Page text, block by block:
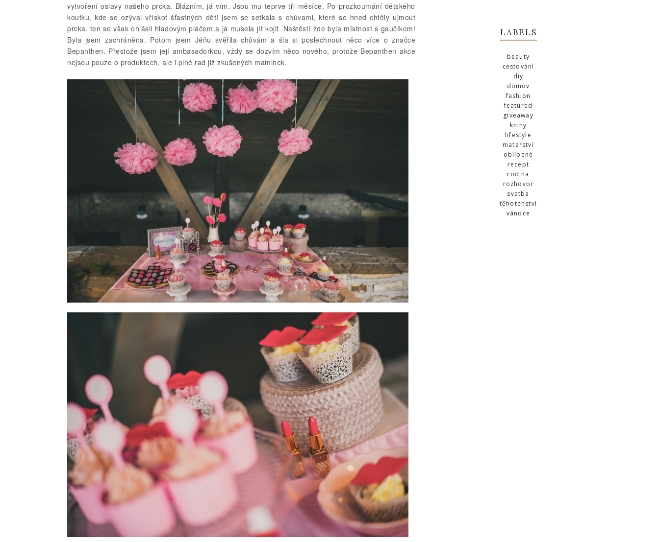
vytvoření oslavy našeho prcka. Blázním, já vím. Jsou mu teprve tři měsíce. Po prozkoumání dětského
koutku, kde se ozýval vřískot šťastných dětí jsem se setkala s chůvami, které se hned chtěly ujmout
prcka, ten se však ohlásil hladovým pláčem a já musela jít kojit. Naštěstí zde byla místnost s gaučíkem!
Byla jsem zachráněna. Potom jsem Jéňu svěřila chůvám a šla si poslechnout něco více o značce
Bepanthen. Přestože jsem její ambasadorkou, vždy se dozvím něco nového, protože Bepanthen akce
nejsou pouze o produktech, ale i plné rad již zkušených maminek.
LABELS
beauty
cestování
diy
domov
fashion
featured
giveaway
knihy
lifestyle
mateřství
oblíbené
recept
rodina
rozhovor
svatba
těhotenství
vánoce